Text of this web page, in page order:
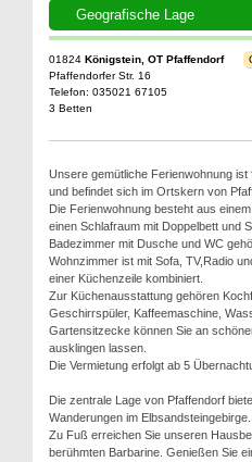
Geografische Lage
01824 Königstein, OT Pfaffendorf
Pfaffendorfer Str. 16
Telefon: 035021 67105
3 Betten
Unsere gemütliche Ferienwohnung
und befindet sich im Ortskern von
Die Ferienwohnung besteht aus
einen Schlafraum mit Doppelbett und
Badezimmer mit Dusche und WC
Wohnzimmer ist mit Sofa, TV,Radio
einer Küchenzeile kombiniert.
Zur Küchenausstattung gehören
Geschirrspüler, Kaffeemaschine,
Gartensitzecke können Sie an
ausklingen lassen.
Die Vermietung erfolgt ab 5
Die zentrale Lage von Pfaffendorf
Wanderungen im Elbsandsteingebirge.
Zu Fuß erreichen Sie unseren
berühmten Barbarine. Genießen Sie